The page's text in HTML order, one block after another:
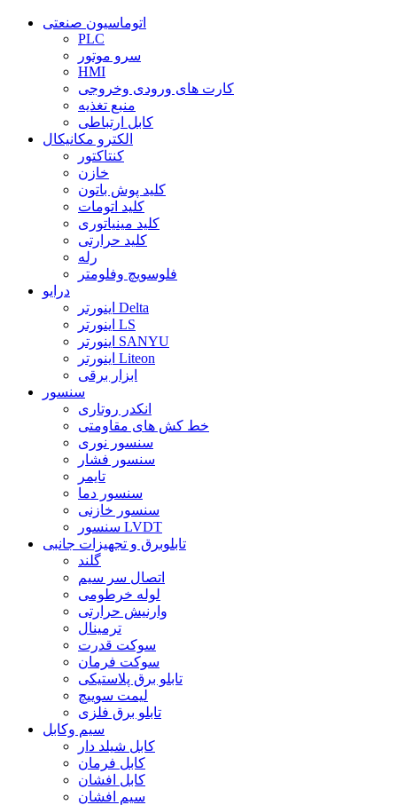
اتوماسیون صنعتی
PLC
سرو موتور
HMI
کارت های ورودی وخروجی
منبع تغذیه
کابل ارتباطی
الکترو مکانیکال
کنتاکتور
خازن
کلید پوش باتون
کلید اتومات
کلید مینیاتوری
کلید حرارتی
رله
فلوسویچ وفلومتر
درایو
اینورتر Delta
اینورتر LS
اینورتر SANYU
اینورتر Liteon
ابزار برقی
سنسور
انکدر روتاری
خط کش های مقاومتی
سنسور نوری
سنسور فشار
تایمر
سنسور دما
سنسور خازنی
سنسور LVDT
تابلوبرق و تجهیزات جانبی
گلند
اتصال سر سیم
لوله خرطومی
وارنیش حرارتی
ترمینال
سوکت قدرت
سوکت فرمان
تابلو برق پلاستیکی
لیمت سوییچ
تابلو برق فلزی
سیم وکابل
کابل شیلد دار
کابل فرمان
کابل افشان
سیم افشان